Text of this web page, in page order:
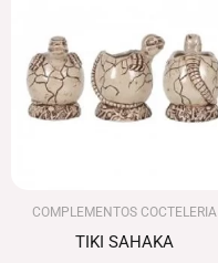
COMPLEMENTOS COCTELERIA
TIKI SAHAKA
78.42€. 76.07€.